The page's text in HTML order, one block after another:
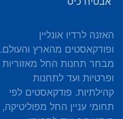
האזנה לרדיו אונליין
ופודקאסטים מהארץ והעולם.
מבחר תחנות החל מאזוריות
ופרטיות ועד לתחנות
קהילתיות. פודקאסטים לפי
תחומי עניין החל מפוליטיקה,